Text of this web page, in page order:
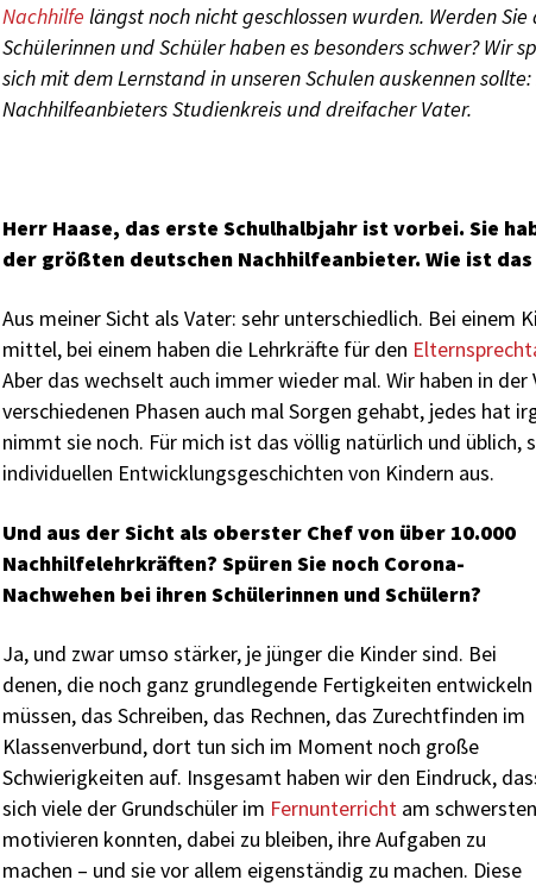
Nachhilfe längst noch nicht geschlossen wurden. Werden
Schülerinnen und Schüler haben es besonders schwer? Wir
sich mit dem Lernstand in unseren Schulen auskennen sollte:
Nachhilfeanbieters Studienkreis und dreifacher Vater.
Herr Haase, das erste Schulhalbjahr ist vorbei. Sie
der größten deutschen Nachhilfeanbieter. Wie ist
Aus meiner Sicht als Vater: sehr unterschiedlich. Bei einem
mittel, bei einem haben die Lehrkräfte für den
Aber das wechselt auch immer wieder mal. Wir haben in
verschiedenen Phasen auch mal Sorgen gehabt, jedes hat
nimmt sie noch. Für mich ist das völlig natürlich und üblich,
individuellen Entwicklungsgeschichten von Kindern aus.
Und aus der Sicht als oberster Chef von über 10.000
Nachhilfelehrkräften? Spüren Sie noch Corona-
Nachwehen bei ihren Schülerinnen und Schülern?
Ja, und zwar umso stärker, je jünger die Kinder sind. Bei
denen, die noch ganz grundlegende Fertigkeiten entwickeln
müssen, das Schreiben, das Rechnen, das Zurechtfinden im
Klassenverbund, dort tun sich im Moment noch große
Schwierigkeiten auf. Insgesamt haben wir den Eindruck,
sich viele der Grundschüler im Fernunterrichtam schwersten
motivieren konnten, dabei zu bleiben, ihre Aufgaben zu
machen – und sie vor allem eigenständig zu machen. Diese